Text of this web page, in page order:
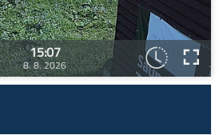
15:07
8. 8. 2026